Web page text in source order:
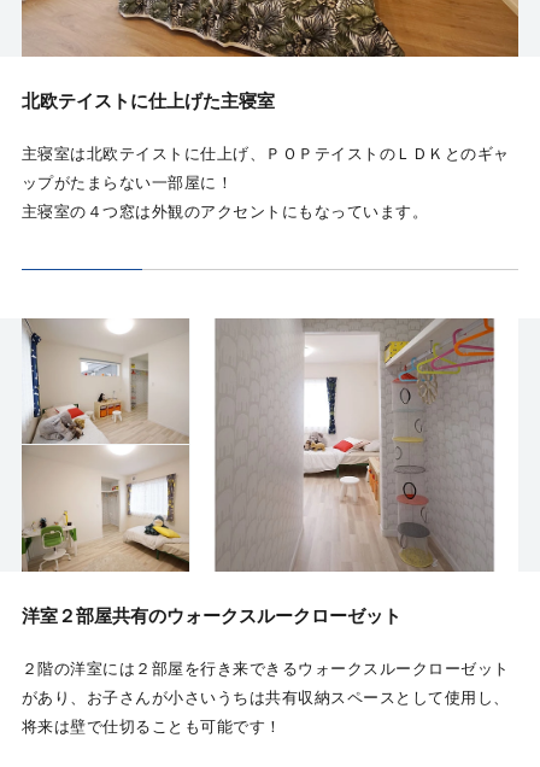
北欧テイストに仕上げた主寝室
主寝室は北欧テイストに仕上げ、ＰＯＰテイストのＬＤＫとのギャ
ップがたまらない一部屋に！
主寝室の４つ窓は外観のアクセントにもなっています。
洋室２部屋共有のウォークスルークローゼット
２階の洋室には２部屋を行き来できるウォークスルークローゼット
があり、お子さんが小さいうちは共有収納スペースとして使用し、
将来は壁で仕切ることも可能です！